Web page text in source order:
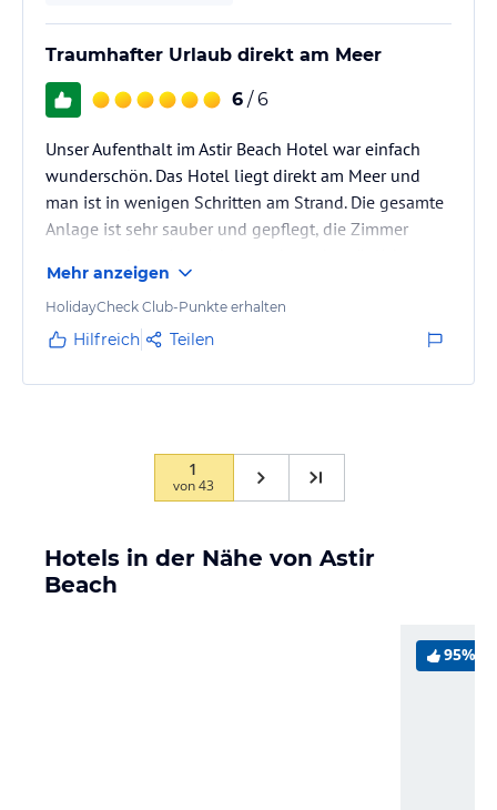
Traumhafter Urlaub direkt am Meer
6 / 6
Unser Aufenthalt im Astir Beach Hotel war einfach
wunderschön. Das Hotel liegt direkt am Meer und
man ist in wenigen Schritten am Strand. Die gesamte
Anlage ist sehr sauber und gepflegt, die Zimmer
gereinigt. Besonders gefallen hat uns die freundliche
und familiäre Atmosphäre – das gesamte Personal
war immer hilfsbereit, aufmerksam und herzlich.
lecker. Egal ob Frühstück oder Abendessen, es war
Mehr anzeigen
HolidayCheck Club-Punkte erhalten
Hilfreich Teilen
1
von43
Hotels in der Nähe von Astir
Beach
95%